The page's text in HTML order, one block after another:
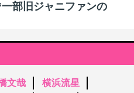
部旧ジャニファンの
文哉
横浜流星